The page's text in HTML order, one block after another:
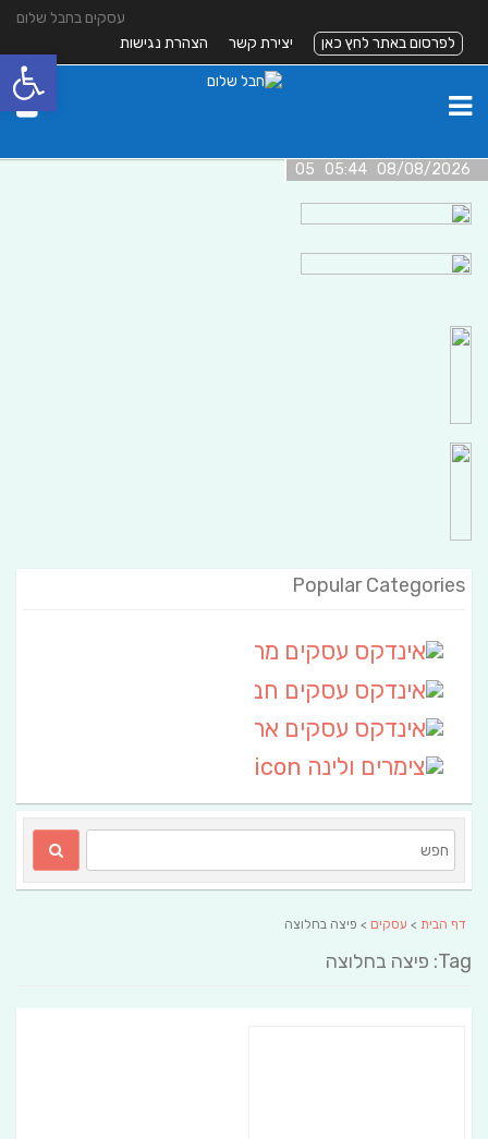
עסקים בחבל שלום
לפרסום באתר לחץ כאן
יצירת קשר הצהרת נגישות
08/08/2026 05:44 05
Popular Categories
דף הבית > עסקים > פיצה בחלוצה
Tag: פיצה בחלוצה
פתח